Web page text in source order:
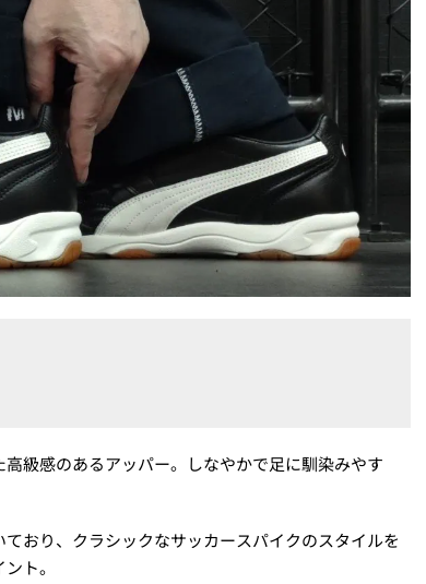
級感のあるアッパー。しなやかで足に馴染みやす
おり、クラシックなサッカースパイクのスタイルを
ト。